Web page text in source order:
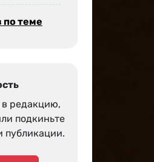
по теме
в редакцию,
подкиньте
публикации.